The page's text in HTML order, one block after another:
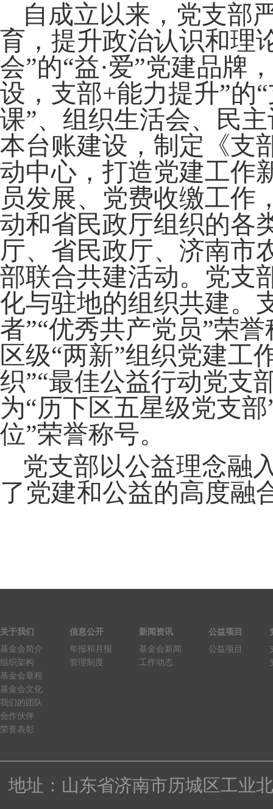
自成立以来，党支部
育，提升政治认识和理
会”的“益·爱”党建品牌
设，支部+能力提升”的
课”、组织生活会、民
本台账建设，制定《支
动中心，打造党建工作
员发展、党费收缴工作
动和省民政厅组织的各
厅、省民政厅、济南市
部联合共建活动。党支
化与驻地的组织共建。
者”“优秀共产党员”荣
区级“两新”组织党建工
织”“最佳公益行动党支
为“历下区五星级党支部
位”荣誉称号。
党支部以公益理念融
了党建和公益的高度融
关于我们
基金会简介
组织架构
基金会章程
基金会文化
我们的团队
合作伙伴
荣誉表彰
信息公开
年报和月报
管理制度
新闻资讯
基金会新闻
工作动态
公益项目
公益项目
地址：山东省济南市历城区工业